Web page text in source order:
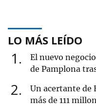
LO MÁS LEÍDO
1
El nuevo
de Pamplona
2
Un acertante de
más de 111